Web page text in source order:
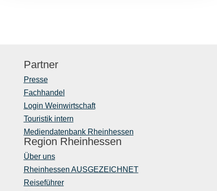
Partner
Presse
Fachhandel
Login Weinwirtschaft
Touristik intern
Mediendatenbank Rheinhessen
Region Rheinhessen
Über uns
Rheinhessen AUSGEZEICHNET
Reiseführer